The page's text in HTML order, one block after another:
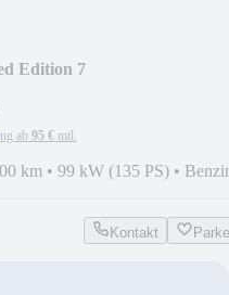
Edition 7
ab 95 € mtl.
km • 99 kW (135 PS) •
Kontakt